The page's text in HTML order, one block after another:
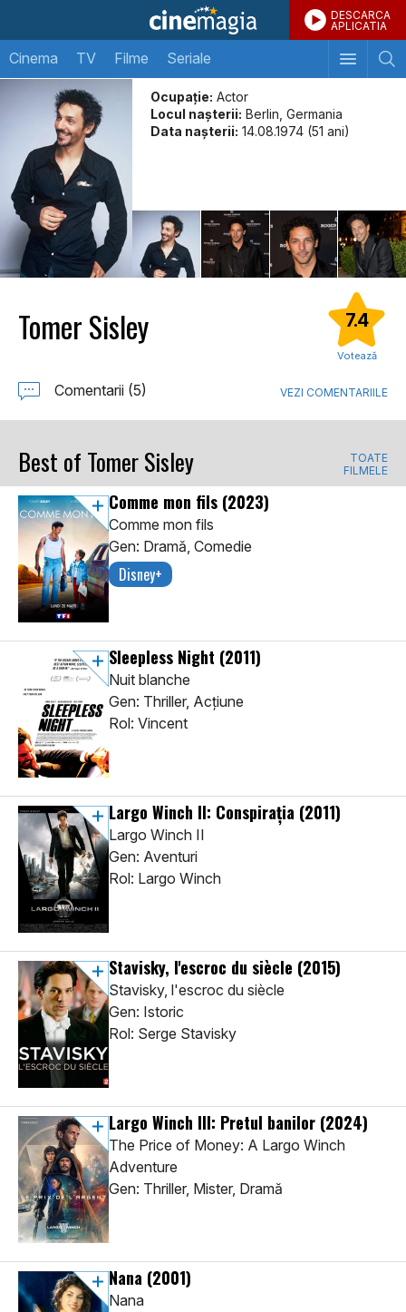
DESCARCA
APLICATIA
Cinema TV Filme Seriale
Ocupație: Actor
Locul naşterii: Berlin, Germania
Data naşterii: 14.08.1974 (51 ani)
Tomer Sisley 7.4
Votează
Comentarii (5) VEZI COMENTARIILE
Best of Tomer Sisley
TOATE
FILMELE
Comme mon fils (2023)
Comme mon fils
Gen: Dramă, Comedie
Disney+
Sleepless Night (2011)
Nuit blanche
Gen: Thriller, Acţiune
Rol: Vincent
Largo Winch II: Conspirația (2011)
Largo Winch II
Gen: Aventuri
Rol: Largo Winch
Stavisky, l'escroc du siècle (2015)
Stavisky, l'escroc du siècle
Gen: Istoric
Rol: Serge Stavisky
Largo Winch III: Pretul banilor (2024)
The Price of Money: A Largo Winch
Adventure
Gen: Thriller, Mister, Dramă
Nana (2001)
Nana